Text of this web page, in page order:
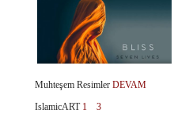
Muhteşem Resimler DEVAM
IslamicART 1 3